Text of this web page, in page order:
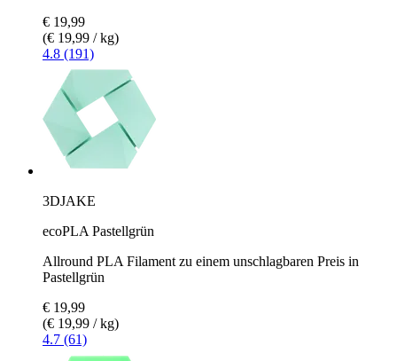
€ 19,99
(€ 19,99 / kg)
4.8 (191)
3DJAKE
ecoPLA Pastellgrün
Allround PLA Filament zu einem unschlagbaren Preis in
Pastellgrün
€ 19,99
(€ 19,99 / kg)
4.7 (61)